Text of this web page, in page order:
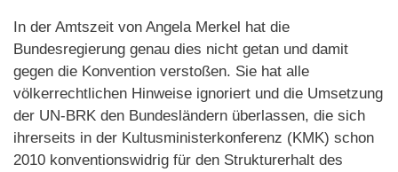
In der Amtszeit von Angela Merkel hat die
Bundesregierung genau dies nicht getan und damit
gegen die Konvention verstoßen. Sie hat alle
völkerrechtlichen Hinweise ignoriert und die Umsetzung
der UN-BRK den Bundesländern überlassen, die sich
ihrerseits in der Kultusministerkonferenz (KMK) schon
2010 konventionswidrig für den Strukturerhalt des